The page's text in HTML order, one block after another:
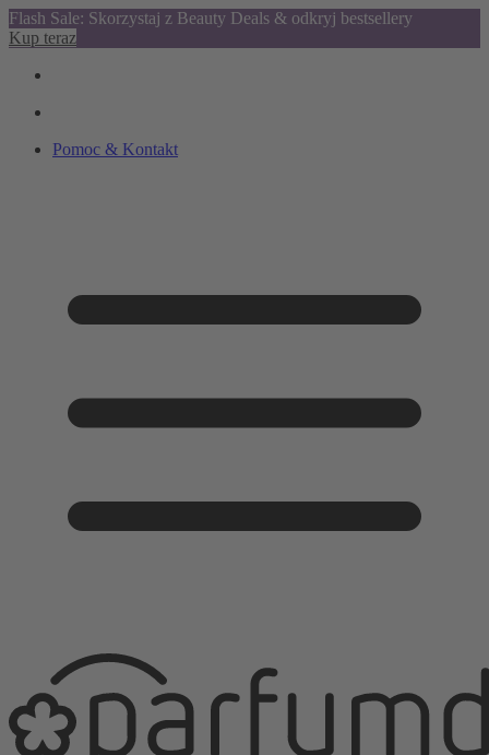
Flash Sale: Skorzystaj z Beauty Deals & odkryj bestsellery
Kup teraz
Pomoc & Kontakt